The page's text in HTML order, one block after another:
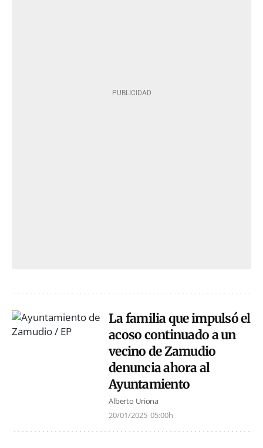
La familia que impulsó el
acoso continuado a un
vecino de Zamudio
denuncia ahora al
Ayuntamiento
Alberto Uriona
20/01/2025 05:00h